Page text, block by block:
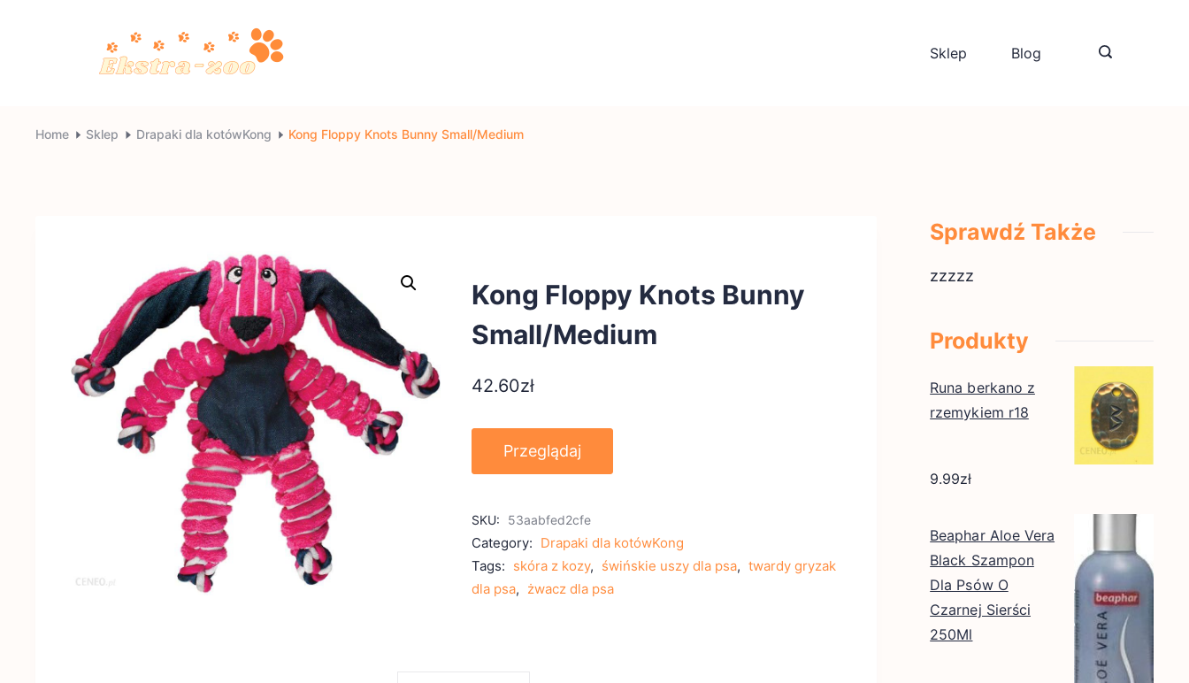
zoo
Sklep Blog
Home Sklep Drapaki dla kotówKong Kong Floppy Knots Bunny Small/Medium
Kong Floppy Knots Bunny
Small/Medium
42.60zł
Przeglądaj
SKU: 53aabfed2cfe
Category: Drapaki dla kotówKong
Tags: skóra z kozy, świńskie uszy dla psa, twardy gryzak
dla psa, żwacz dla psa
Sprawdź Także
zzzzz
Produkty
Runa berkano z
rzemykiem r18
9.99zł
Beaphar Aloe Vera
Black Szampon
Dla Psów O
Czarnej Sierści
250Ml